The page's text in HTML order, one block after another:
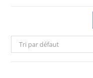
Tri par défaut